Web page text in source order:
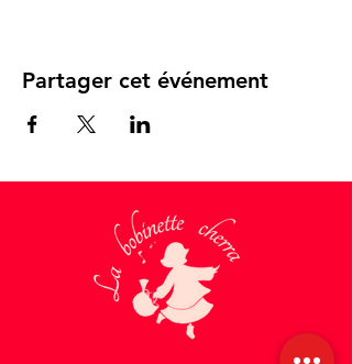
Partager cet événement